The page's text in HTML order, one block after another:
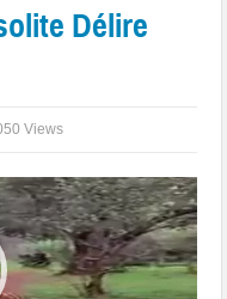
Délire
Views